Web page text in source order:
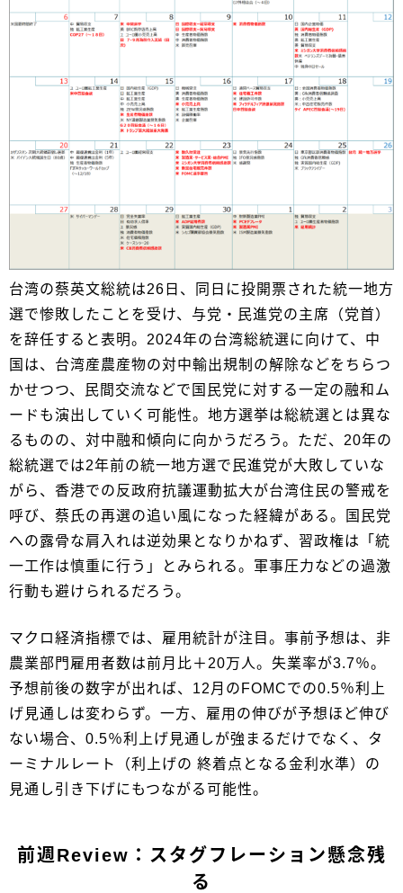
台湾の蔡英文総統は26日、同日に投開票された統一地方
選で惨敗したことを受け、与党・民進党の主席（党首）
を辞任すると表明。2024年の台湾総統選に向けて、中
国は、台湾産農産物の対中輸出規制の解除などをちらつ
かせつつ、民間交流などで国民党に対する一定の融和ム
ードも演出していく可能性。地方選挙は総統選とは異な
るものの、対中融和傾向に向かうだろう。ただ、20年の
総統選では2年前の統一地方選で民進党が大敗していな
がら、香港での反政府抗議運動拡大が台湾住民の警戒を
呼び、蔡氏の再選の追い風になった経緯がある。国民党
への露骨な肩入れは逆効果となりかねず、習政権は「統
一工作は慎重に行う」とみられる。軍事圧力などの過激
行動も避けられるだろう。
マクロ経済指標では、雇用統計が注目。事前予想は、非
農業部門雇用者数は前月比＋20万人。失業率が3.7％。
予想前後の数字が出れば、12月のFOMCでの0.5％利上
げ見通しは変わらず。一方、雇用の伸びが予想ほど伸び
ない場合、0.5％利上げ見通しが強まるだけでなく、タ
ーミナルレート（利上げの 終着点となる金利水準）の
見通し引き下げにもつながる可能性。
前週Review：スタグフレーション懸念残
る